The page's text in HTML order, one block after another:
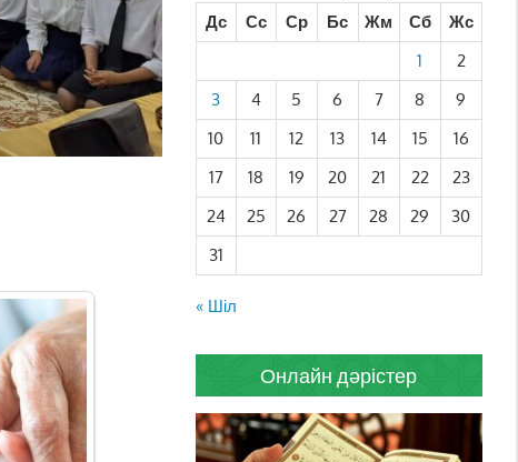
Дс
Сс Ср Бс Жм Сб
Жс
1
2
3
4 5 6 7 8
9
10
11 12 13 14 15
16
17
18 19 20 21 22
23
24
25 26 27 28 29
30
31
« Шіл
Онлайн дәрістер